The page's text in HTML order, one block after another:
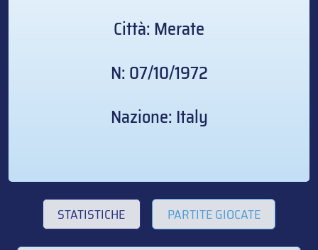
Città: Merate
N: 07/10/1972
Nazione: Italy
STATISTICHE PARTITE GIOCATE